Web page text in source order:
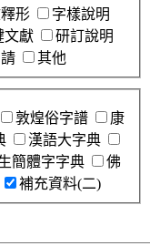
形
字樣說明
文獻
研訂說明
其他
敦煌俗字譜
康
漢語大字典
簡體字字典
佛
補充資料(二)